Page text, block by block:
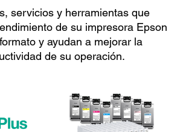
servicios y herramientas que
de su impresora Epson
y ayudan a mejorar la
de su operación.